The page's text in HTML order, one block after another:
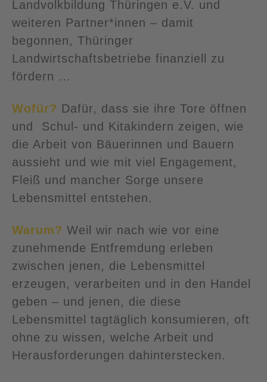
Landvolkbildung Thüringen e.V. und
weiteren Partner*innen – damit
begonnen, Thüringer
Landwirtschaftsbetriebe finanziell zu
fördern …
Wofür? Dafür, dass sie ihre Tore öffnen
und Schul- und Kitakindern zeigen, wie
die Arbeit von Bäuerinnen und Bauern
aussieht und wie mit viel Engagement,
Fleiß und mancher Sorge unsere
Lebensmittel entstehen.
Warum? Weil wir nach wie vor eine
zunehmende Entfremdung erleben
zwischen jenen, die Lebensmittel
erzeugen, verarbeiten und in den Handel
geben – und jenen, die diese
Lebensmittel tagtäglich konsumieren, oft
ohne zu wissen, welche Arbeit und
Herausforderungen dahinterstecken.